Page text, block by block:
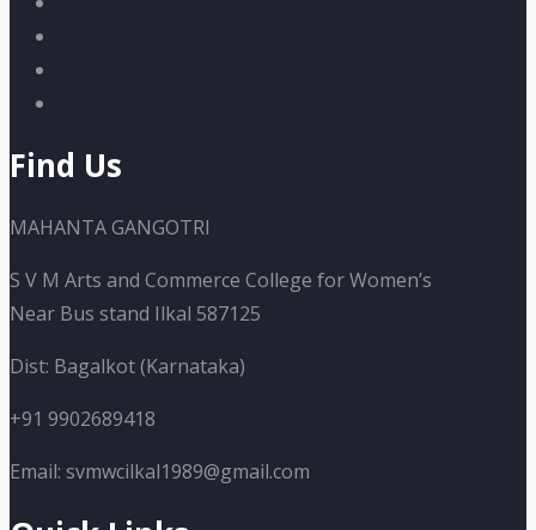
Find Us
MAHANTA GANGOTRI
S V M Arts and Commerce College for Women’s
Near Bus stand Ilkal 587125
Dist: Bagalkot (Karnataka)
+91 9902689418
Email: svmwcilkal1989@gmail.com